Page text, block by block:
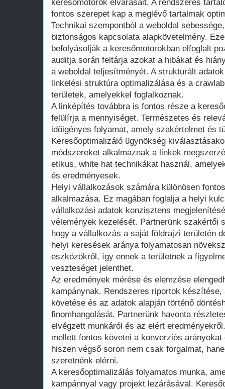
keresőmotorok elvárásait. A rendszeres
fontos szerepet kap a meglévő tartalmak
Technikai szempontból a weboldal
biztonságos kapcsolata alapkövetelmény.
befolyásolják a keresőmotorokban elfoglalt
auditja során feltárja azokat a hibákat és
a weboldal teljesítményét. A strukturált
linkelési struktúra optimalizálása és a
területek, amelyekkel foglalkoznak.
A linképítés továbbra is fontos része a
felülírja a mennyiséget. Természetes és
időigényes folyamat, amely szakértelmet és
Keresőoptimalizáló ügynökség
módszereket alkalmaznak a linkek
etikus, white hat technikákat használ,
és eredményesek.
Helyi vállalkozások számára különösen
alkalmazása. Ez magában foglalja a helyi
vállalkozási adatok konzisztens
vélemények kezelését. Partnerünk szakértői
hogy a vállalkozás a saját földrajzi területén
helyi keresések aránya folyamatosan
eszközökről, így ennek a területnek a
veszteséget jelenthet.
Az eredmények mérése és elemzése
kampánynak. Rendszeres riportok
követése és az adatok alapján történő
finomhangolását. Partnerünk havonta
elvégzett munkáról és az elért
mellett fontos követni a konverziós
hiszen végső soron nem csak forgalmat,
szeretnénk elérni.
A keresőoptimalizálás folyamatos munka,
kampánnyal vagy projekt lezárásával.